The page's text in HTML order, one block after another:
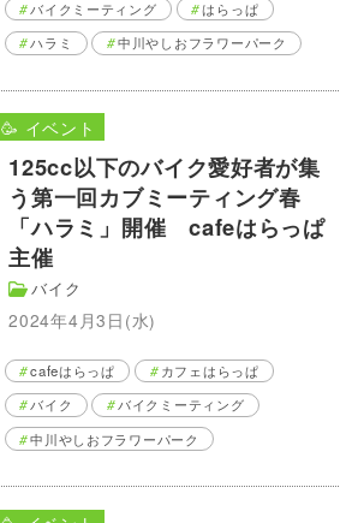
バイクミーティング
はらっぱ
ハラミ
中川やしおフラワーパーク
125cc以下のバイク愛好者が集
う第一回カブミーティング春
「ハラミ」開催 cafeはらっぱ
主催
バイク
2024年4月3日(水)
🥳 イベント
cafeはらっぱ
カフェはらっぱ
バイク
バイクミーティング
中川やしおフラワーパーク